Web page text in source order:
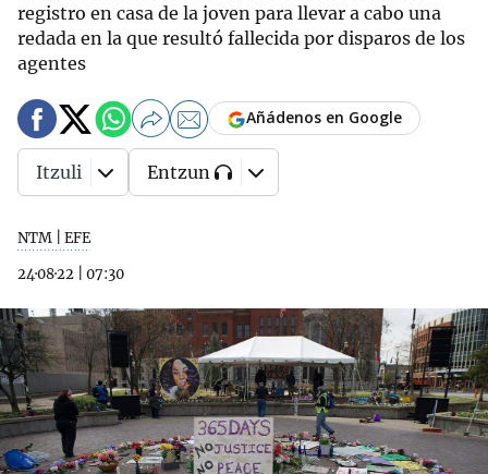
registro en casa de la joven para llevar a cabo una
redada en la que resultó fallecida por disparos de los
agentes
NTM | EFE
24·08·22
07:30
Añádenos en Google
Itzuli Entzun